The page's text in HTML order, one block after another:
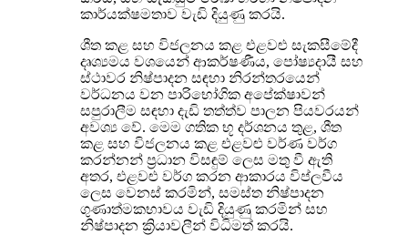
කාර්යක්ෂමතාව වැඩි දියුණු කරයි.
ශීත කළ සහ විජලනය කළ එළවළු සැකසීමේදී
දෘශ්‍යමය වශයෙන් ආකර්ෂණීය, පෝෂ්‍යදායී සහ
ස්ථාවර නිෂ්පාදන සඳහා නිරන්තරයෙන්
වර්ධනය වන පාරිභෝගික අපේක්ෂාවන්
සපුරාලීම සඳහා දැඩි තත්ත්ව පාලන පියවරයන්
අවශ්‍ය වේ. මෙම ගතික භූ දර්ශනය තුළ, ශීත
කළ සහ විජලනය කළ එළවළු වර්ණ වර්ග
කරන්නන් ප්‍රධාන විසඳුම් ලෙස මතු වී ඇති
අතර, එළවළු වර්ග කරන ආකාරය විප්ලවීය
ලෙස වෙනස් කරමින්, සමස්ත නිෂ්පාදන
ගුණාත්මකභාවය වැඩි දියුණු කරමින් සහ
නිෂ්පාදන ක්‍රියාවලීන් විධිමත් කරයි.